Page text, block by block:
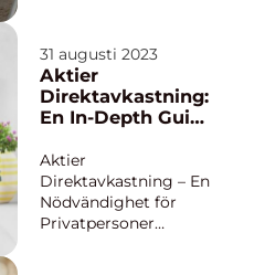
Ett företag som har
stått i centrum för
denna förändring är
Northvolt. Northvolt
tillverkare av li...
31 augusti 2023
Aktier
Direktavkastning:
En In-Depth Guide
Aktier
Direktavkastning – En
Nödvändighet för
Privatpersoner